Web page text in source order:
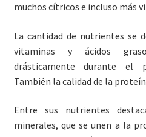
muchos cítricos e incluso más
La cantidad de nutrientes se
vitaminas y ácidos
drásticamente durante el
También la calidad de la
Entre sus nutrientes
minerales, que se unen a la